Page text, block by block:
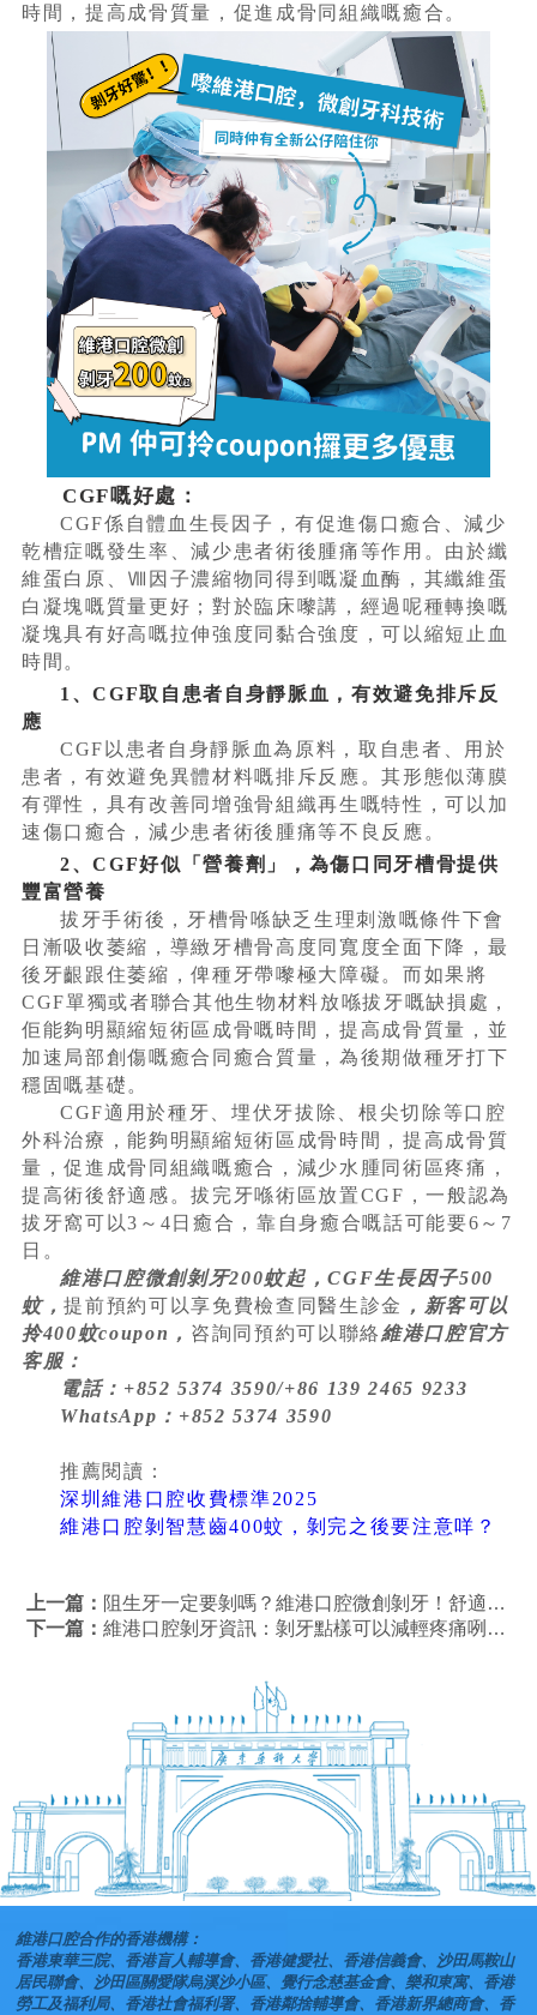
時間，提高成骨質量，促進成骨同組織嘅癒合。
CGF嘅好處：
CGF係自體血生長因子，有促進傷口癒合、減少
乾槽症嘅發生率、減少患者術後腫痛等作用。由於纖
維蛋白原、Ⅷ因子濃縮物同得到嘅凝血酶，其纖維蛋
白凝塊嘅質量更好；對於臨床嚟講，經過呢種轉換嘅
凝塊具有好高嘅拉伸強度同黏合強度，可以縮短止血
時間。
1、CGF取自患者自身靜脈血，有效避免排斥反
應
CGF以患者自身靜脈血為原料，取自患者、用於
患者，有效避免異體材料嘅排斥反應。其形態似薄膜
有彈性，具有改善同增強骨組織再生嘅特性，可以加
速傷口癒合，減少患者術後腫痛等不良反應。
2、CGF好似「營養劑」，為傷口同牙槽骨提供
豐富營養
拔牙手術後，牙槽骨喺缺乏生理刺激嘅條件下會
日漸吸收萎縮，導緻牙槽骨高度同寬度全面下降，最
後牙齦跟住萎縮，俾種牙帶嚟極大障礙。而如果將
CGF單獨或者聯合其他生物材料放喺拔牙嘅缺損處，
佢能夠明顯縮短術區成骨嘅時間，提高成骨質量，並
加速局部創傷嘅癒合同癒合質量，為後期做種牙打下
穩固嘅基礎。
CGF適用於種牙、埋伏牙拔除、根尖切除等口腔
外科治療，能夠明顯縮短術區成骨時間，提高成骨質
量，促進成骨同組織嘅癒合，減少水腫同術區疼痛，
提高術後舒適感。拔完牙喺術區放置CGF，一般認為
拔牙窩可以3～4日癒合，靠自身癒合嘅話可能要6～7
日。
維港口腔微創剝牙200蚊起，CGF生長因子500
蚊，提前預約可以享免費檢查同醫生診金 ，新客可以
拎400蚊coupon， 咨詢同預約可以聯絡 維港口腔官方
客服：
電話：+852 5374 3590/+86 139 2465 9233
WhatsApp：+852 5374 3590
推薦閱讀：
深圳維港口腔收費標準2025
維港口腔剝智慧齒400蚊，剝完之後要注意咩？
上一篇： 阻生牙一定要剝嗎？維港口腔微創剝牙！舒適精細化治療！
下一篇：維港口腔剝牙資訊：剝牙點樣可以減輕疼痛咧？維港口腔微創剝牙幾錢？
維港口腔合作的香港機構：
香港東華三院、香港盲人輔導會、香港健愛社、香港信義會、沙田馬鞍山
居民聯會、沙田區關愛隊烏溪沙小區、覺行念慈基金會、樂和東寓、香港
勞工及福利局、香港社會福利署、香港鄰捨輔導會、香港新界總商會、香